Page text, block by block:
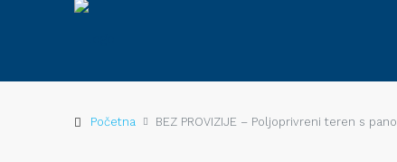
Početna BEZ PROVIZIJE – Poljoprivreni teren s